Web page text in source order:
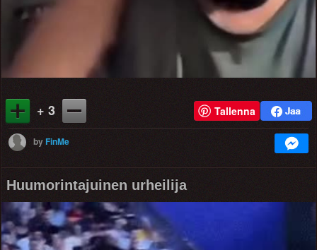
+ 3 Tallenna
byFinMe
Huumorintajuinen urheilija